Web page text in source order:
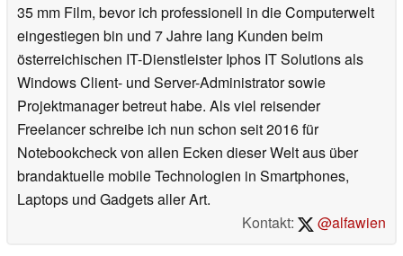
35 mm Film, bevor ich professionell in die Computerwelt
eingestiegen bin und 7 Jahre lang Kunden beim
österreichischen IT-Dienstleister Iphos IT Solutions als
Windows Client- und Server-Administrator sowie
Projektmanager betreut habe. Als viel reisender
Freelancer schreibe ich nun schon seit 2016 für
Notebookcheck von allen Ecken dieser Welt aus über
brandaktuelle mobile Technologien in Smartphones,
Laptops und Gadgets aller Art.
Kontakt:
@alfawien